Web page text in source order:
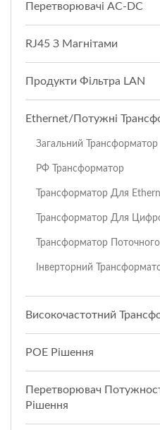
Перетворювачі AC-DC
RJ45 З Магнітами
Продукти Фільтра LAN
Ethernet/Потужні
Загальний Трансформатор
РФ Трансформатор
Трансформатор Для
Трансформатор Для
Трансформатор
Інверторний
Високочастотний
POE Рішення
Перетворювач
Рішення